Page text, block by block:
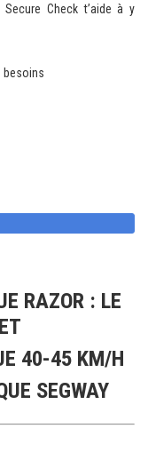
Check t’aide à y
besoins
RAZOR : LE
40-45 KM/H
SEGWAY